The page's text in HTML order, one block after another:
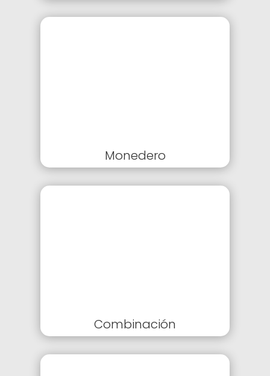
Monedero
Combinación